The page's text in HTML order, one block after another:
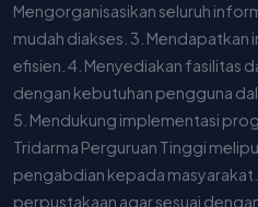
Mengorganisasikan seluruh
mudah diakses. 3.
efisien. 4. Menyediakan fasilitas
dengan kebutuhan pengguna
5. Mendukung implementasi
Tridarma Perguruan Tinggi
pengabdian kepada
perpustakaan agar sesuai